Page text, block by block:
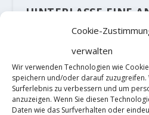
Cookie-
verwalten
Wir verwenden Technologien wie
speichern und/oder darauf zuzugreifen.
Surferlebnis zu verbessern und um
anzuzeigen. Wenn Sie diesen
Daten wie das Surfverhalten oder
HINTERLASSE EINE
Deine E-Mail-Adresse
sind mit*markiert